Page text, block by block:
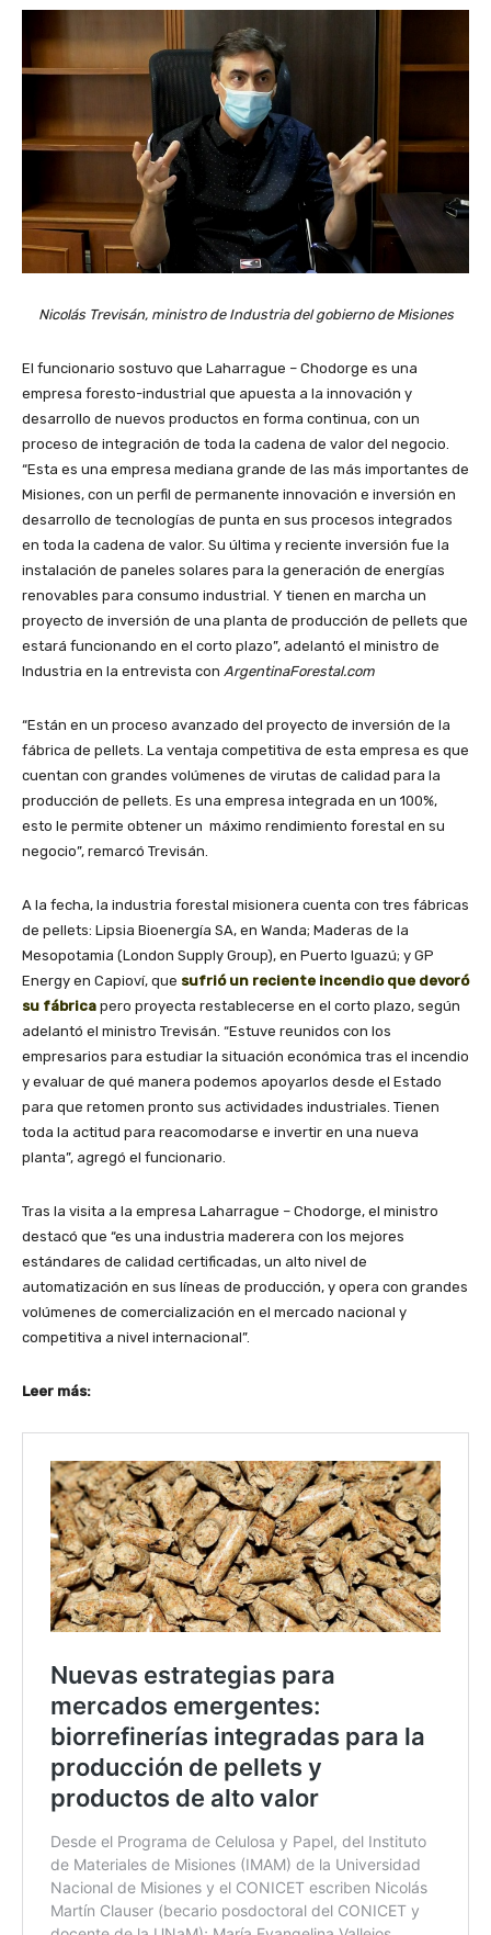
Nicolás Trevisán, ministro de Industria del gobierno de Misiones
El funcionario sostuvo que Laharrague – Chodorge es una
empresa foresto-industrial que apuesta a la innovación y
desarrollo de nuevos productos en forma continua, con un
proceso de integración de toda la cadena de valor del negocio.
“Esta es una empresa mediana grande de las más importantes de
Misiones, con un perfil de permanente innovación e inversión en
desarrollo de tecnologías de punta en sus procesos integrados
en toda la cadena de valor. Su última y reciente inversión fue la
instalación de paneles solares para la generación de energías
renovables para consumo industrial. Y tienen en marcha un
proyecto de inversión de una planta de producción de pellets que
estará funcionando en el corto plazo”, adelantó el ministro de
Industria en la entrevista con ArgentinaForestal.com
“Están en un proceso avanzado del proyecto de inversión de la
fábrica de pellets. La ventaja competitiva de esta empresa es que
cuentan con grandes volúmenes de virutas de calidad para la
producción de pellets. Es una empresa integrada en un 100%,
esto le permite obtener un máximo rendimiento forestal en su
negocio”, remarcó Trevisán.
A la fecha, la industria forestal misionera cuenta con tres fábricas
de pellets: Lipsia Bioenergía SA, en Wanda; Maderas de la
Mesopotamia (London Supply Group), en Puerto Iguazú; y GP
Energy en Capioví, que sufrió un reciente incendio que devoró
su fábrica pero proyecta restablecerse en el corto plazo, según
adelantó el ministro Trevisán. “Estuve reunidos con los
empresarios para estudiar la situación económica tras el incendio
y evaluar de qué manera podemos apoyarlos desde el Estado
para que retomen pronto sus actividades industriales. Tienen
toda la actitud para reacomodarse e invertir en una nueva
planta”, agregó el funcionario.
Tras la visita a la empresa Laharrague – Chodorge, el ministro
destacó que “es una industria maderera con los mejores
estándares de calidad certificadas, un alto nivel de
automatización en sus líneas de producción, y opera con grandes
volúmenes de comercialización en el mercado nacional y
competitiva a nivel internacional”.
Leer más: